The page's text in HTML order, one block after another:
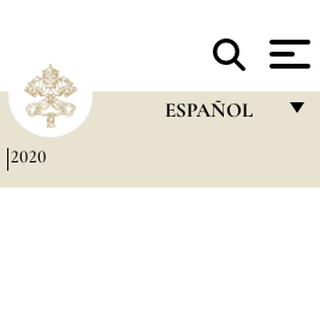
ESPAÑOL
2020